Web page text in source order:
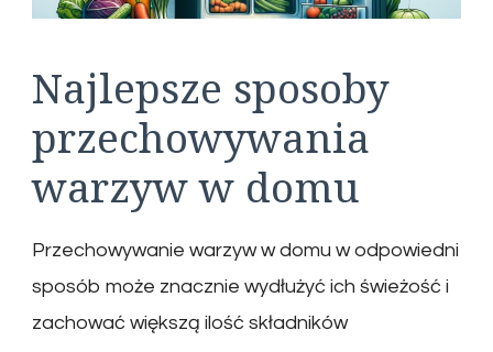
Najlepsze sposoby
przechowywania
warzyw w domu
Przechowywanie warzyw w domu w odpowiedni
sposób może znacznie wydłużyć ich świeżość i
zachować większą ilość składników